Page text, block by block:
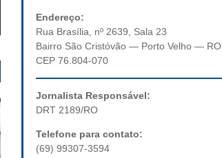
Endereço:
Rua Brasília, nº 2639, Sala 23
Bairro São Cristóvão — Porto Velho — RO
CEP 76.804-070
Jornalista Responsável:
DRT 2189/RO
Telefone para contato:
(69) 99307-3594